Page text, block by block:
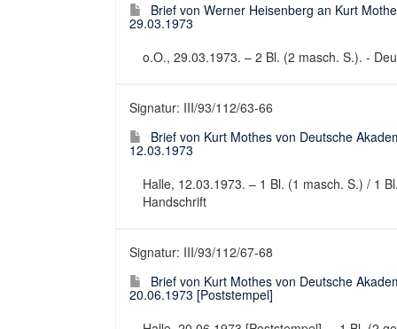
Brief von Werner Heisenberg an Kurt
29.03.1973
o.O., 29.03.1973. – 2 Bl. (2 masch. S.). -
Signatur: III/93/112/63-66
Brief von Kurt Mothes von Deutsche
12.03.1973
Halle, 12.03.1973. – 1 Bl. (1 masch. S.) / 1
Handschrift
Signatur: III/93/112/67-68
Brief von Kurt Mothes von Deutsche
20.06.1973 [Poststempel]